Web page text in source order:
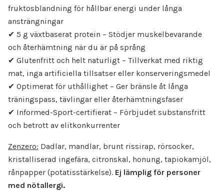
fruktosblandning för hållbar energi under långa
ansträngningar
✔ 5 g växtbaserat protein – Stödjer muskelbevarande
och återhämtning när du är på språng
✔ Glutenfritt och helt naturligt – Tillverkat med riktig
mat, inga artificiella tillsatser eller konserveringsmedel
✔ Optimerat för uthållighet – Ger bränsle åt långa
träningspass, tävlingar eller återhämtningsfaser
✔ Informed-Sport-certifierat – Förbjudet substansfritt
och betrott av elitkonkurrenter
Zenzero: Dadlar, mandlar, brunt rissirap, rörsocker,
kristalliserad ingefära, citronskal, honung, tapiokamjöl,
rånpapper (potatisstärkelse). Ej lämplig för personer
med nötallergi.